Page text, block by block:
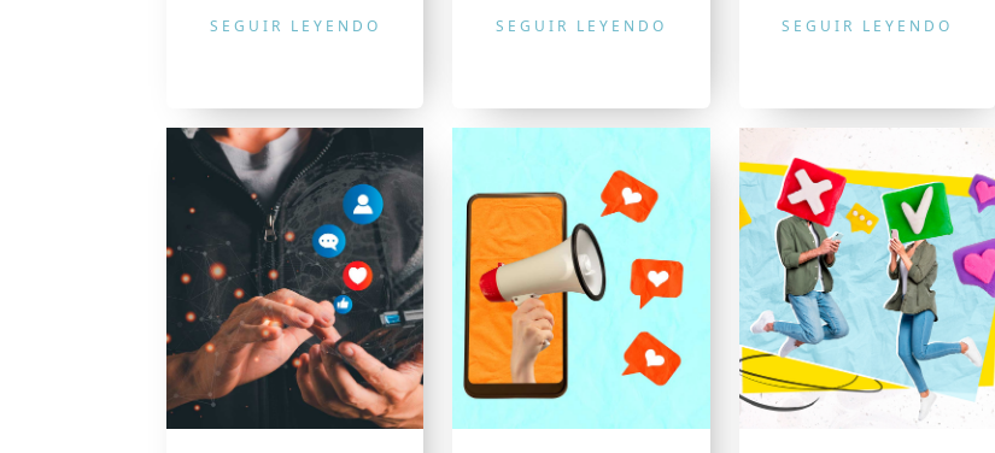
SEGUIR LEYENDO SEGUIR LEYENDO SEGUIR LEYENDO